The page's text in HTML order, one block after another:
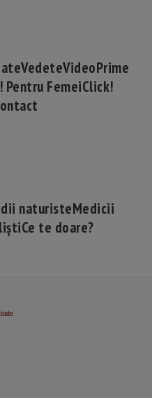
VedeteVideoPrime
Pentru FemeiClick!
naturisteMedicii
Ce te doare?